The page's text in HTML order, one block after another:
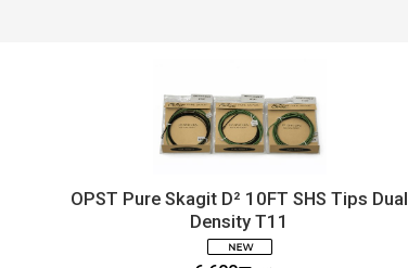
OPST Pure Skagit D² 10FT SHS Tips Dual
Density T11